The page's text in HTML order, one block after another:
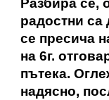
радостни са
се пресича
на 6г.
пътека.
надясно,